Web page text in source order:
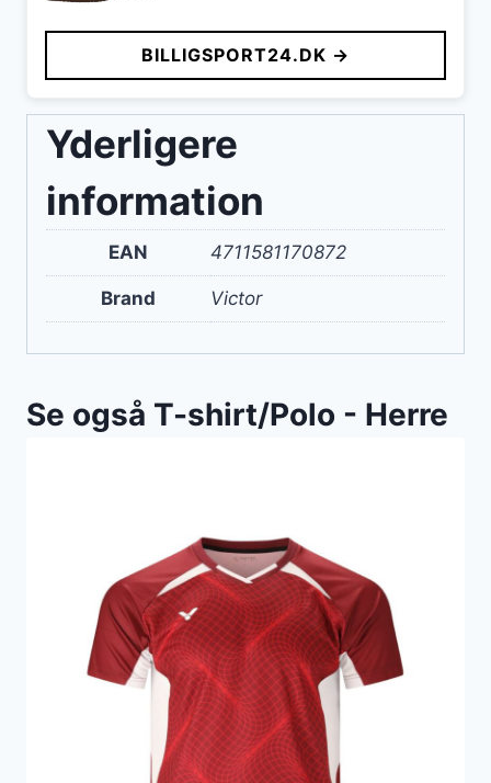
BILLIGSPORT24.DK →
Yderligere
information
EAN 4711581170872
Brand Victor
Se også T-shirt/Polo - Herre